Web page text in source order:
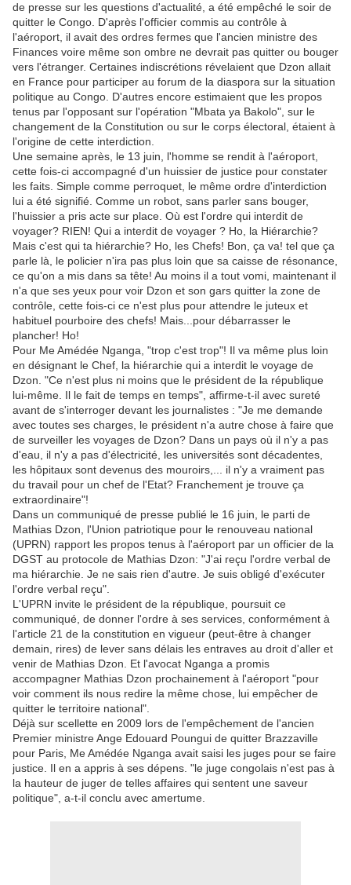
de presse sur les questions d'actualité, a été empêché le soir de
quitter le Congo. D'après l'officier commis au contrôle à
l'aéroport, il avait des ordres fermes que l'ancien ministre des
Finances voire même son ombre ne devrait pas quitter ou bouger
vers l'étranger. Certaines indiscrétions révelaient que Dzon allait
en France pour participer au forum de la diaspora sur la situation
politique au Congo. D'autres encore estimaient que les propos
tenus par l'opposant sur l'opération "Mbata ya Bakolo", sur le
changement de la Constitution ou sur le corps électoral, étaient à
l'origine de cette interdiction.
Une semaine après, le 13 juin, l'homme se rendit à l'aéroport,
cette fois-ci accompagné d'un huissier de justice pour constater
les faits. Simple comme perroquet, le même ordre d'interdiction
lui a été signifié. Comme un robot, sans parler sans bouger,
l'huissier a pris acte sur place. Où est l'ordre qui interdit de
voyager? RIEN! Qui a interdit de voyager ? Ho, la Hiérarchie?
Mais c'est qui ta hiérarchie? Ho, les Chefs! Bon, ça va! tel que ça
parle là, le policier n'ira pas plus loin que sa caisse de résonance,
ce qu'on a mis dans sa tête! Au moins il a tout vomi, maintenant il
n'a que ses yeux pour voir Dzon et son gars quitter la zone de
contrôle, cette fois-ci ce n'est plus pour attendre le juteux et
habituel pourboire des chefs! Mais...pour débarrasser le
plancher! Ho!
Pour Me Amédée Nganga, "trop c'est trop"! Il va même plus loin
en désignant le Chef, la hiérarchie qui a interdit le voyage de
Dzon. "Ce n'est plus ni moins que le président de la république
lui-même. Il le fait de temps en temps", affirme-t-il avec sureté
avant de s'interroger devant les journalistes : "Je me demande
avec toutes ses charges, le président n'a autre chose à faire que
de surveiller les voyages de Dzon? Dans un pays où il n'y a pas
d'eau, il n'y a pas d'électricité, les universités sont décadentes,
les hôpitaux sont devenus des mouroirs,... il n'y a vraiment pas
du travail pour un chef de l'Etat? Franchement je trouve ça
extraordinaire"!
Dans un communiqué de presse publié le 16 juin, le parti de
Mathias Dzon, l'Union patriotique pour le renouveau national
(UPRN) rapport les propos tenus à l'aéroport par un officier de la
DGST au protocole de Mathias Dzon: "J'ai reçu l'ordre verbal de
ma hiérarchie. Je ne sais rien d'autre. Je suis obligé d'exécuter
l'ordre verbal reçu".
L'UPRN invite le président de la république, poursuit ce
communiqué, de donner l'ordre à ses services, conformément à
l'article 21 de la constitution en vigueur (peut-être à changer
demain, rires) de lever sans délais les entraves au droit d'aller et
venir de Mathias Dzon. Et l'avocat Nganga a promis
accompagner Mathias Dzon prochainement à l'aéroport "pour
voir comment ils nous redire la même chose, lui empêcher de
quitter le territoire national".
Déjà sur scellette en 2009 lors de l'empêchement de l'ancien
Premier ministre Ange Edouard Poungui de quitter Brazzaville
pour Paris, Me Amédée Nganga avait saisi les juges pour se faire
justice. Il en a appris à ses dépens. "le juge congolais n'est pas à
la hauteur de juger de telles affaires qui sentent une saveur
politique", a-t-il conclu avec amertume.